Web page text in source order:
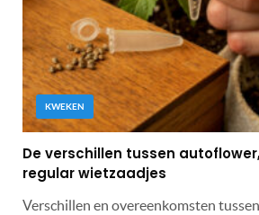
KWEKEN
De verschillen tussen
regular wietzaadjes
Verschillen en overeenkomsten